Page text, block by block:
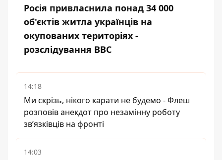
Росія привласнила понад 34 000
об'єктів житла українців на
окупованих територіях -
розслідування BBC
14:18
Ми скрізь, нікого карати не будемо - Флеш
розповів анекдот про незамінну роботу
зв’язківців на фронті
14:03